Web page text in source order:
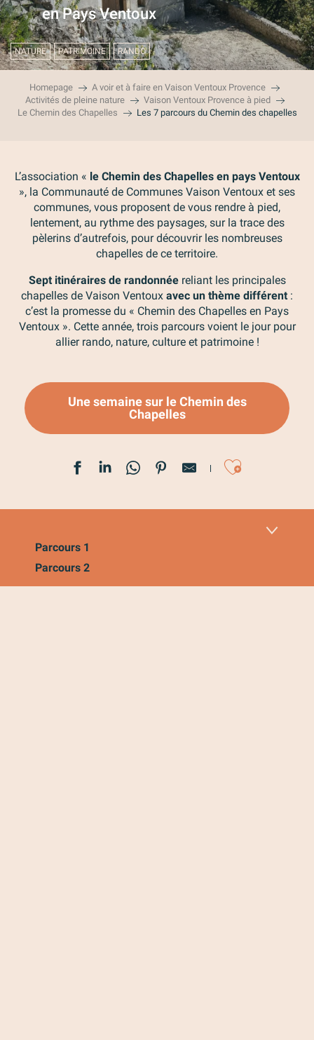
en Pays Ventoux
NATURE PATRIMOINE RANDO
Homepage
A voir et à faire en Vaison Ventoux Provence
Activités de pleine nature
Vaison Ventoux Provence à pied
Le Chemin des Chapelles
Les 7 parcours du Chemin des chapelles
L’association « le Chemin des Chapelles en pays Ventoux
», la Communauté de Communes Vaison Ventoux et ses
communes, vous proposent de vous rendre à pied,
lentement, au rythme des paysages, sur la trace des
pèlerins d’autrefois, pour découvrir les nombreuses
chapelles de ce territoire.
Sept itinéraires de randonnéereliant les principales
chapelles de Vaison Ventoux avec un thème différent :
c’est la promesse du « Chemin des Chapelles en Pays
Ventoux ». Cette année, trois parcours voient le jour pour
allier rando, nature, culture et patrimoine !
Une semaine sur le Chemin des
Chapelles
Parcours 1
Parcours 2
Parcours 3